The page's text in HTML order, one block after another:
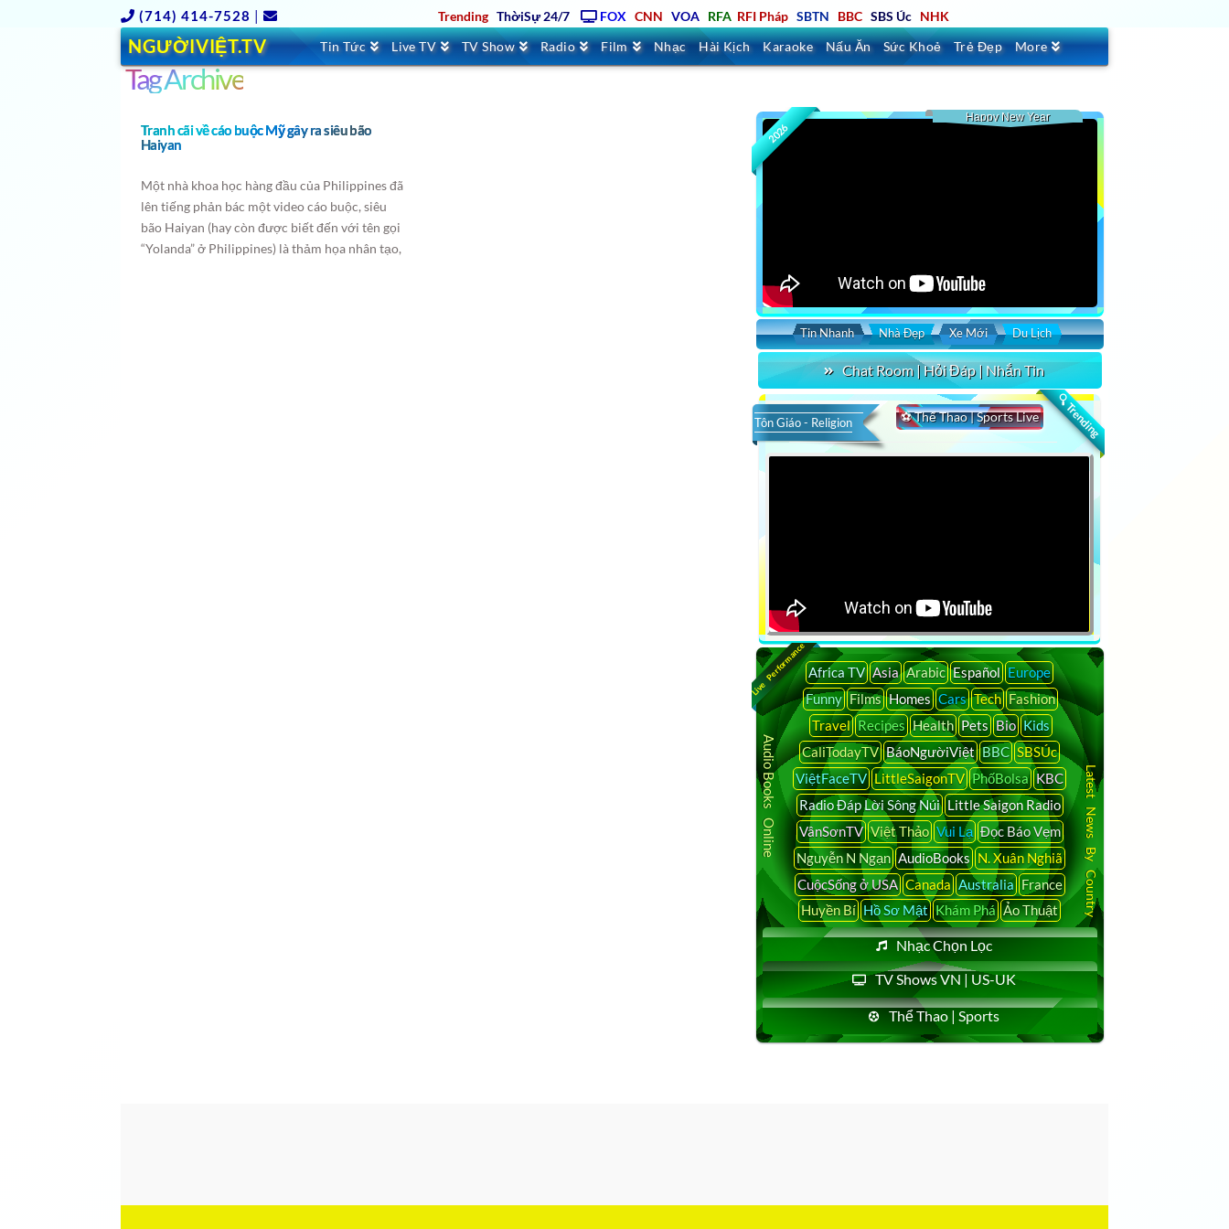
(714) 414-7528 | Trending ThờiSự 24/7 FOX CNN VOA RFA RFI Pháp SBTN BBC SBS Úc NHK
NGƯỜIVIỆT.TV Tin Tức Live TV TV Show Radio Film Nhạc Hài Kịch Karaoke Nấu Ăn Sức Khoẻ Trẻ Đẹp More
Tag Archive
Tranh cãi về cáo buộc Mỹ gây ra siêu bão
Haiyan
Một nhà khoa học hàng đầu của Philippines đã
lên tiếng phản bác một video cáo buộc, siêu
bão Haiyan (hay còn được biết đến với tên gọi
“Yolanda” ở Philippines) là thảm họa nhân tạo,
2026
Happy New Year
Tin Nhanh Nhà Đẹp Xe Mới Du Lịch
Chat Room | Hỏi Đáp | Nhắn Tin
🔍 Trending
⚽ Thể Thao | Sports Live
Tôn Giáo - Religion
Live PerformanceAfrica TV Asia Arabic Español Europe
Funny Films Homes Cars Tech Fashion
Travel Recipes Health Pets Bio Kids
CaliTodayTV BáoNgườiViệt BBC SBSÚc
ViệtFaceTV LittleSaigonTV PhốBolsa KBC
Radio Đáp Lời Sông Núi Little Saigon Radio
VânSơnTV Việt Thảo Vui Lạ Đọc Báo Vẹm
Nguyễn N Ngạn AudioBooks N. Xuân Nghiã
CuộcSống ở USA Canada Australia France
Huyền Bí Hồ Sơ Mật Khám Phá Ảo Thuật
Nhạc Chọn Lọc
TV Shows VN | US-UK
Thể Thao | Sports
Audio Books Online Latest News By Country